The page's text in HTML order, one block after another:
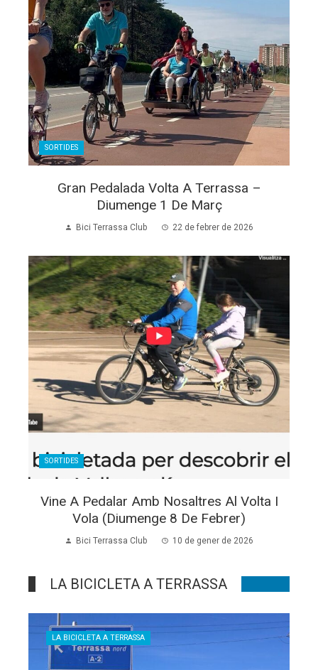
SORTIDES
Gran Pedalada Volta A Terrassa –
Diumenge 1 De Març
Bici Terrassa Club 22 de febrer de 2026
SORTIDES
Vine A Pedalar Amb Nosaltres Al Volta I
Vola (Diumenge 8 De Febrer)
Bici Terrassa Club 10 de gener de 2026
LA BICICLETA A TERRASSA
LA BICICLETA A TERRASSA